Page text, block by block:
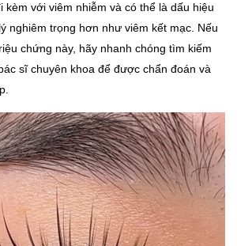
kèm với viêm nhiễm và có thể là dấu hiệu
nghiêm trọng hơn như viêm kết mạc. Nếu
chứng này, hãy nhanh chóng tìm kiếm
sĩ chuyên khoa để được chẩn đoán và